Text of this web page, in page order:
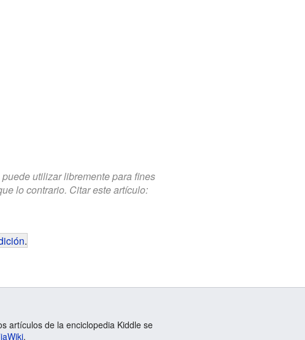
utilizar libremente para fines
lo contrario. Citar este artículo:
.
artículos de la enciclopedia Kiddle se
.